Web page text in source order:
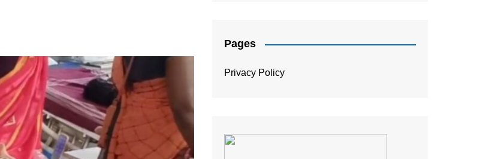
Pages
Privacy Policy